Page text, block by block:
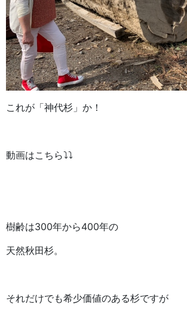
これが「神代杉」か！
動画はこちら⤵⤵
樹齢は300年から400年の
天然秋田杉。
それだけでも希少価値のある杉ですが